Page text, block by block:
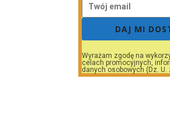
DAJ MI
Wyrażam zgodę na
celach promocyjnych,
danych osobowych (Dz. U.